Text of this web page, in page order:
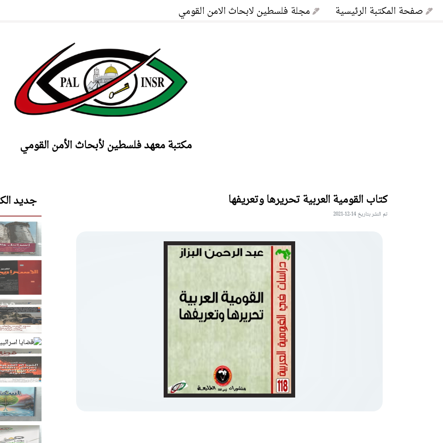
صفحة المكتبة الرئيسية مجلة فلسطين لابحاث الامن القومي
مكتبة معهد فلسطين لأبحاث الأمن القومي
كتاب القومية العربية تحريرها وتعريفها
تم النشر بتاريخ 14-12-2021
جديد